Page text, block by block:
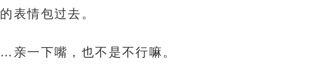
表情包过去。
一下嘴，也不是不行嘛。